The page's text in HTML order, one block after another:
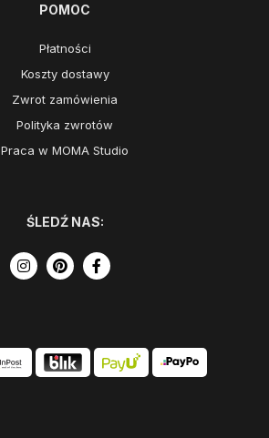
POMOC
Płatności
Koszty dostawy
Zwrot zamówienia
Polityka zwrotów
Praca w MOMA Studio
ŚLEDŹ NAS: